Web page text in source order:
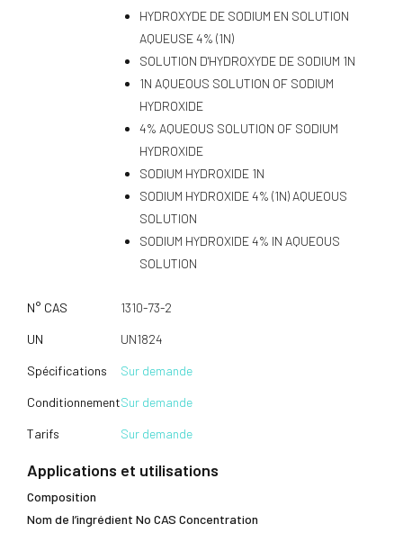
HYDROXYDE DE SODIUM EN SOLUTION
AQUEUSE 4% (1N)
SOLUTION D'HYDROXYDE DE SODIUM 1N
1N AQUEOUS SOLUTION OF SODIUM
HYDROXIDE
4% AQUEOUS SOLUTION OF SODIUM
HYDROXIDE
SODIUM HYDROXIDE 1N
SODIUM HYDROXIDE 4% (1N) AQUEOUS
SOLUTION
SODIUM HYDROXIDE 4% IN AQUEOUS
SOLUTION
N° CAS 1310-73-2
UN UN1824
Spécifications Sur demande
ConditionnementSur demande
Tarifs Sur demande
Applications et utilisations
Composition
Nom de l’ingrédient No CAS Concentration